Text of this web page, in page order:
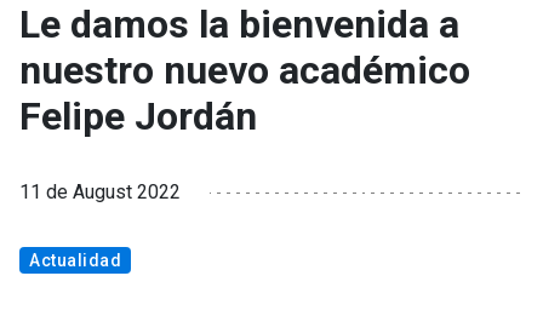
Le damos la bienvenida a
nuestro nuevo académico
Felipe Jordán
11 de August 2022
Actualidad